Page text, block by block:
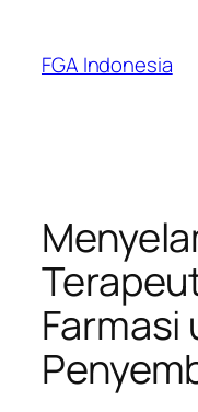
content
FGA Indonesia
Farmasi